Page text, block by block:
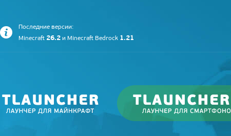
Последние версии:
Minecraft 26.2 и Minecraft Bedrock 1.21